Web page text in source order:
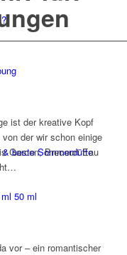
beste Sommerdüfte
ist der kreative Kopf
der wir schon einige
Garcon, Brecourt Eau
vor – ein romantischer